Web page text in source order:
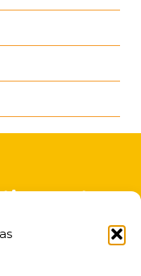
nesta